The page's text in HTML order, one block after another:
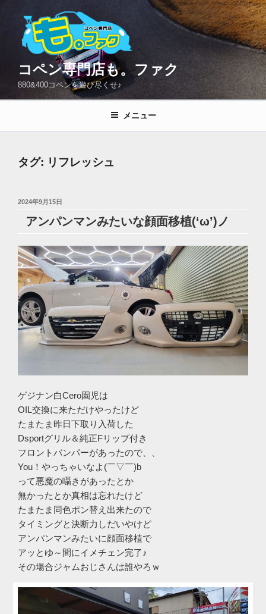
プ
コペン専門店も。ファク
880&400コペンを遊び尽くせ♪
メニュー
タグ: リフレッシュ
投
2024年9月15日
アンパンマンみたいな顔面移植(‘ω’)ノ
ゲジナン白Cero園児は
OIL交換に来ただけやったけど
たまたま昨日下取り入荷した
Dsportグリル＆純正Fリップ付き
フロントバンパーがあったので、、
You！やっちゃいなよ(￣▽￣)b
って悪魔の囁きがあったとか
無かったとか真相は忘れたけど
たまたま同色ポン替え出来たので
タイミングと決断力しだいやけど
アンパンマンみたいに顔面移植で
アッとゆ～間にイメチェン完了♪
その場合ジャムおじさんは誰やろｗ